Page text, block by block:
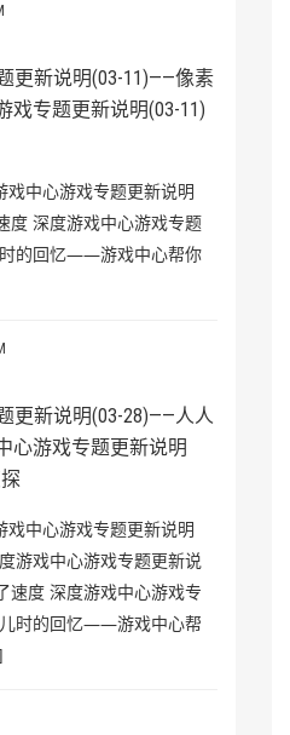
更新说明(03-11)——像素
戏专题更新说明(03-11)
中心游戏专题更新说明
深度游戏中心游戏专题
的回忆——游戏中心帮你
更新说明(03-28)——人人
心游戏专题更新说明
中心游戏专题更新说明
游戏中心游戏专题更新说
度 深度游戏中心游戏专
时的回忆——游戏中心帮